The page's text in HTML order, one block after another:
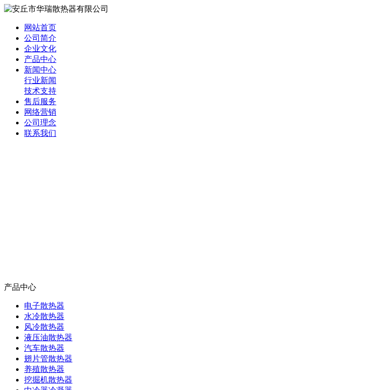
网站首页
公司简介
企业文化
产品中心
新闻中心
行业新闻
技术支持
售后服务
网络营销
公司理念
联系我们
产品中心
电子散热器
水冷散热器
风冷散热器
液压油散热器
汽车散热器
翅片管散热器
养殖散热器
挖掘机散热器